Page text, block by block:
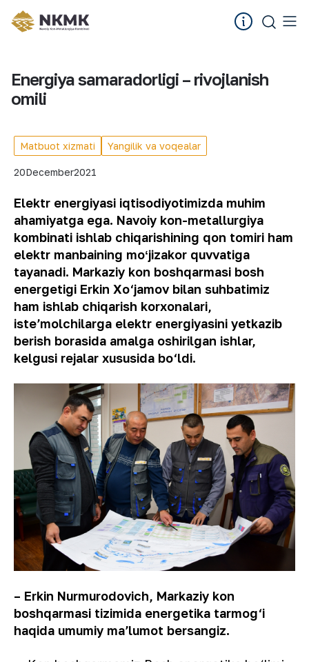
Energiya samaradorligi – rivojlanish
omili
Matbuot xizmati Yangilik va voqealar
20December2021
Elektr energiyasi iqtisodiyotimizda muhim
ahamiyatga ega. Navoiy kon-metallurgiya
kombinati ishlab chiqarishining qon tomiri ham
elektr manbaining moʻjizakor quvvatiga
tayanadi. Markaziy kon boshqarmasi bosh
energetigi Erkin Xo‘jamov bilan suhbatimiz
ham ishlab chiqarish korxonalari,
isteʼmolchilarga elektr energiyasini yetkazib
berish borasida amalga oshirilgan ishlar,
kelgusi rejalar xususida bo‘ldi.
– Erkin Nurmurodovich, Markaziy kon
boshqarmasi tizimida energetika tarmog‘i
haqida umumiy maʼlumot bersangiz.